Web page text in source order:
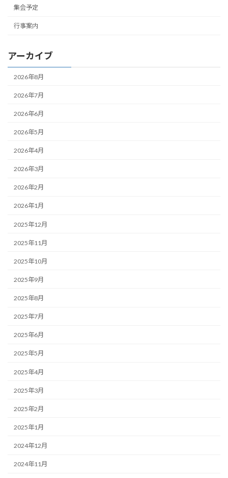
集会予定
行事案内
アーカイブ
2026年8月
2026年7月
2026年6月
2026年5月
2026年4月
2026年3月
2026年2月
2026年1月
2025年12月
2025年11月
2025年10月
2025年9月
2025年8月
2025年7月
2025年6月
2025年5月
2025年4月
2025年3月
2025年2月
2025年1月
2024年12月
2024年11月